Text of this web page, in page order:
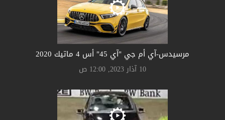
مرسيدس-آي أم جي "آي 45" أس 4 ماتيك 2020
10 آذار 2023, 12:00 ص